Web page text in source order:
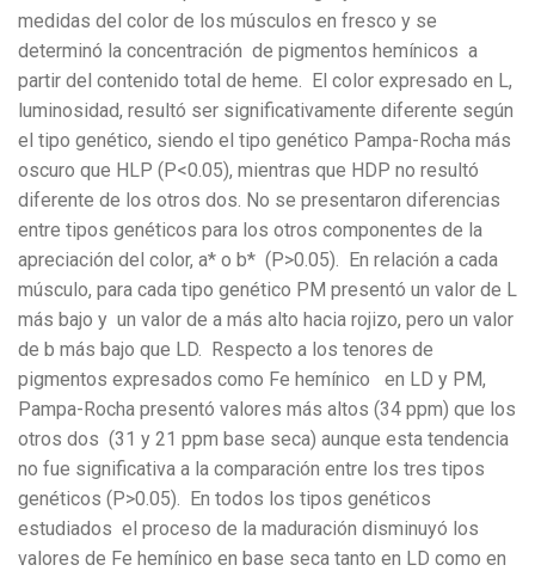
medidas del color de los músculos en fresco y se
determinó la concentración de pigmentos hemínicos a
partir del contenido total de heme. El color expresado en L,
luminosidad, resultó ser significativamente diferente según
el tipo genético, siendo el tipo genético Pampa-Rocha más
oscuro que HLP (P<0.05), mientras que HDP no resultó
diferente de los otros dos. No se presentaron diferencias
entre tipos genéticos para los otros componentes de la
apreciación del color, a* o b* (P>0.05). En relación a cada
músculo, para cada tipo genético PM presentó un valor de L
más bajo y un valor de a más alto hacia rojizo, pero un valor
de b más bajo que LD. Respecto a los tenores de
pigmentos expresados como Fe hemínico en LD y PM,
Pampa-Rocha presentó valores más altos (34 ppm) que los
otros dos (31 y 21 ppm base seca) aunque esta tendencia
no fue significativa a la comparación entre los tres tipos
genéticos (P>0.05). En todos los tipos genéticos
estudiados el proceso de la maduración disminuyó los
valores de Fe hemínico en base seca tanto en LD como en